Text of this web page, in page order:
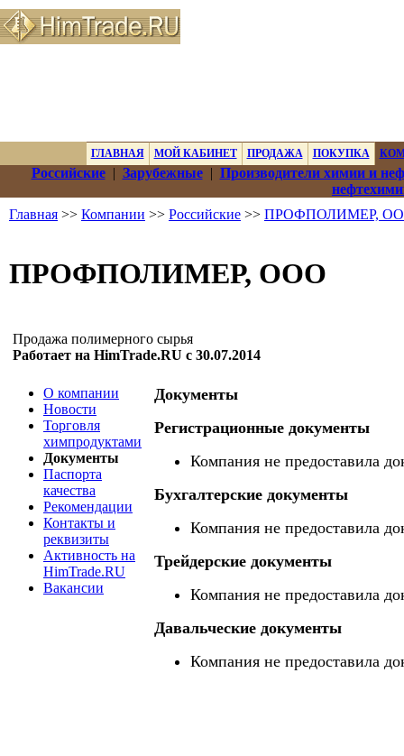
ГЛАВНАЯ МОЙ КАБИНЕТ ПРОДАЖА ПОКУПКА
Российские| Зарубежные| Производители химии и
Главная >> Компании >> Российские >> ПРОФПОЛИМЕР,
ПРОФПОЛИМЕР, ООО
Продажа полимерного сырья
Работает на HimTrade.RU с 30.07.2014
О компании
Новости
Торговля
химпродуктами
Документы
Паспорта
качества
Рекомендации
Контакты и
реквизиты
Активность на
HimTrade.RU
Вакансии
Документы
Регистрационные документы
Компания не предоставила
Бухгалтерские документы
Компания не предоставила
Трейдерские документы
Компания не предоставила
Давальческие документы
Компания не предоставила